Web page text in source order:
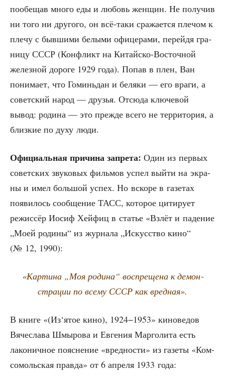
пообе­щав мно­го еды и любовь жен­щин. Не полу­чив
ни того ни дру­го­го, он всё-таки сра­жа­ет­ся пле­чом к
пле­чу с быв­ши­ми белы­ми офи­це­ра­ми, перей­дя гра­
ни­цу СССР (Кон­фликт на Китай­ско-Восточ­ной
желез­ной доро­ге 1929 года). Попав в плен, Ван
пони­ма­ет, что Гоминь­дан и беля­ки — его вра­ги, а
совет­ский народ — дру­зья. Отсю­да клю­че­вой
вывод: роди­на — это преж­де все­го не тер­ри­то­рия, а
близ­кие по духу люди.
Офи­ци­аль­ная при­чи­на запре­та: Один из пер­вых
совет­ских зву­ко­вых филь­мов успел вый­ти на экра­
ны и имел боль­шой успех. Но вско­ре в газе­тах
появи­лось сооб­ще­ние ТАСС, кото­рое цити­ру­ет
режис­сёр Иосиф Хей­фиц в ста­тье «Взлёт и паде­ние
„Моей роди­ны“ из жур­на­ла „Искус­ство кино“
(№ 12, 1990):
«Кар­ти­на „Моя роди­на“ вос­пре­ще­на к демон­
стра­ции по все­му СССР как вредная».
В кни­ге «(Из‘ятое кино), 1924−1953» кино­ве­дов
Вяче­сла­ва Шмы­ро­ва и Евге­ния Мар­го­ли­та есть
лако­нич­ное пояс­не­ние «вред­но­сти» из газе­ты «Ком­
со­моль­ская прав­да» от 6 апре­ля 1933 года: